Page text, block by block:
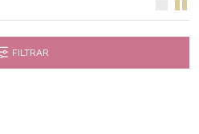
FILTRAR